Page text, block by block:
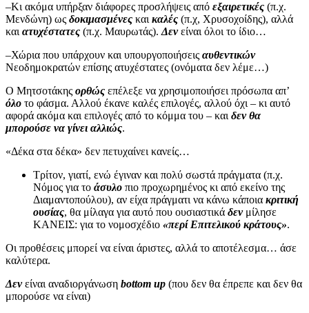
–Κι ακόμα υπήρξαν διάφορες προσλήψεις από εξαιρετικές (π.χ.
Μενδώνη) ως δοκιμασμένες και καλές (π.χ, Χρυσοχοίδης), αλλά
και ατυχέστατες (π.χ. Μαυρωτάς). Δενείναι όλοι το ίδιο…
–Χώρια που υπάρχουν και υπουργοποιήσεις αυθεντικών
Νεοδημοκρατών επίσης ατυχέστατες (ονόματα δεν λέμε…)
Ο Μητσοτάκης ορθώς επέλεξε να χρησιμοποιήσει πρόσωπα απ’
όλο το φάσμα. Αλλού έκανε καλές επιλογές, αλλού όχι – κι αυτό
αφορά ακόμα και επιλογές από το κόμμα του – και δεν θα
μπορούσε να γίνει αλλιώς.
«Δέκα στα δέκα» δεν πετυχαίνει κανείς…
Τρίτον, γιατί, ενώ έγιναν και πολύ σωστά πράγματα (π.χ.
Νόμος για το άσυλο πιο προχωρημένος κι από εκείνο της
Διαμαντοπούλου), αν είχα πράγματι να κάνω κάποια κριτική
ουσίας, θα μίλαγα για αυτό που ουσιαστικά δενμίλησε
ΚΑΝΕΙΣ: για το νομοσχέδιο «περί Επιτελικού κράτους».
Οι προθέσεις μπορεί να είναι άριστες, αλλά το αποτέλεσμα… άσε
καλύτερα.
Δενείναι αναδιοργάνωση bottom up (που δεν θα έπρεπε και δεν θα
μπορούσε να είναι)